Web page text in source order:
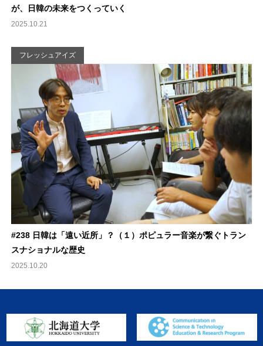
が、日韓の未来をつくっていく
2025.10.21
フレッシュアイズ
#238 日韓は「遠い近所」？（１）ポピュラー音楽が繋ぐトラン
スナショナルな歴史
2025.10.20